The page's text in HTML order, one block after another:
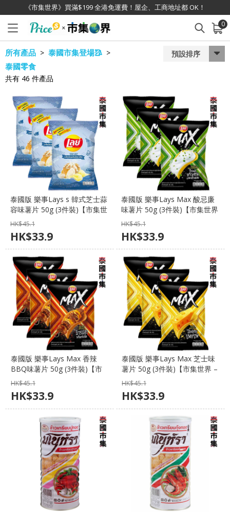
《市集世界》買滿$199 全港免運費！屋企、工商地址都 OK！
0
已加入購物車 查看
所有產品 > 泰國市集登場🥻 >
泰國零食
共有 46 件產品
預設排序
泰國版 樂事Lays s 韓式芝士蒜
容味薯片 50g (3件裝)【市集世
界 – 泰國市集】
HK$45.1
HK$33.9
泰國版 樂事Lays Max 酸忌廉
味薯片 50g (3件裝)【市集世界
– 泰國市集】
HK$45.1
HK$33.9
泰國版 樂事Lays Max 香辣
BBQ味薯片 50g (3件裝)【市
集世界 – 泰國市集】
HK$45.1
HK$33.9
泰國版 樂事Lays Max 芝士味
薯片 50g (3件裝)【市集世界 –
泰國市集】
HK$45.1
HK$33.9